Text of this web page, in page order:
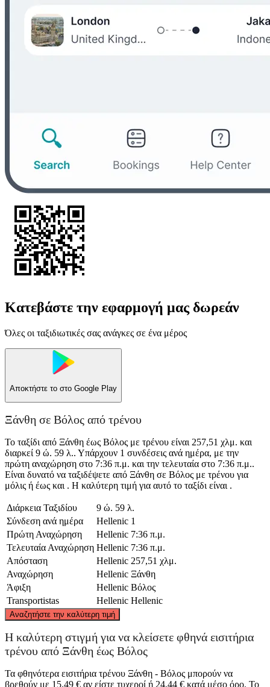
Κατεβάστε την εφαρμογή μας δωρεάν
Όλες οι ταξιδιωτικές σας ανάγκες σε ένα μέρος
Αποκτήστε το στο Google Play
Ξάνθη σε Βόλος από τρένου
Το ταξίδι από Ξάνθη έως Βόλος με τρένου είναι 257,51 χλμ. και
διαρκεί 9 ώ. 59 λ.. Υπάρχουν 1 συνδέσεις ανά ημέρα, με την
πρώτη αναχώρηση στο 7:36 π.μ. και την τελευταία στο 7:36 π.μ..
Είναι δυνατό να ταξιδέψετε από Ξάνθη σε Βόλος με τρένου για
μόλις ή έως και . Η καλύτερη τιμή για αυτό το ταξίδι είναι .
Διάρκεια Ταξιδίου
9 ώ. 59 λ.
Σύνδεση ανά ημέρα
Hellenic 1
Πρώτη Αναχώρηση
Hellenic 7:36 π.μ.
Τελευταία Αναχώρηση Hellenic 7:36 π.μ.
Απόσταση
Hellenic 257,51 χλμ.
Αναχώρηση
Hellenic Ξάνθη
Άφιξη
Hellenic Βόλος
Transportistas
Hellenic Hellenic
Αναζητήστε την καλύτερη τιμή
©CARTO
Η καλύτερη στιγμή για να κλείσετε φθηνά εισιτήρια
τρένου από Ξάνθη έως Βόλος
Τα φθηνότερα εισιτήρια τρένου Ξάνθη - Βόλος μπορούν να
βρεθούν με 15,49 € αν είστε τυχεροί ή 24,44 € κατά μέσο όρο. Το